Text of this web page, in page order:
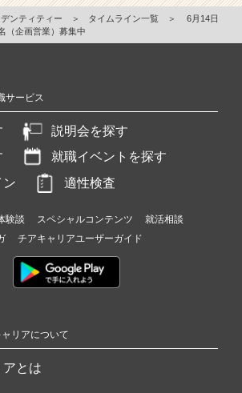
ンティティー ＞ タイムライン一覧 ＞
6月14日
（企画営業）募集中
サービス
説明会を探す
就職イベントを探す
ン
適性検査
験談 スペシャルコンテンツ
就活相談
チアキャリアユーザーガイド
リアについて
とは